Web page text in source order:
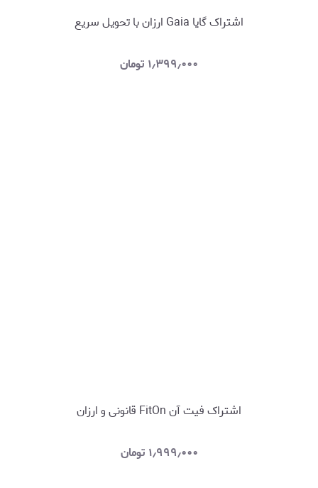
اشتراک گایا Gaia ارزان با تحویل سریع
۱٫۳۹۹٫۰۰۰ تومان
اشتراک فیت آن FitOn قانونی و ارزان
۱٫۹۹۹٫۰۰۰ تومان